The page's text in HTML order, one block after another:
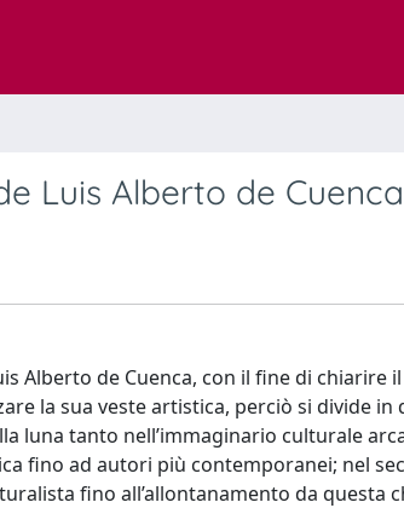
Luis Alberto de Cuenca
Alberto de Cuenca, con il fine di chiarire
la sua veste artistica, perciò si divide
luna tanto nell’immaginario culturale
fino ad autori più contemporanei; nel
fino all’allontanamento da questa